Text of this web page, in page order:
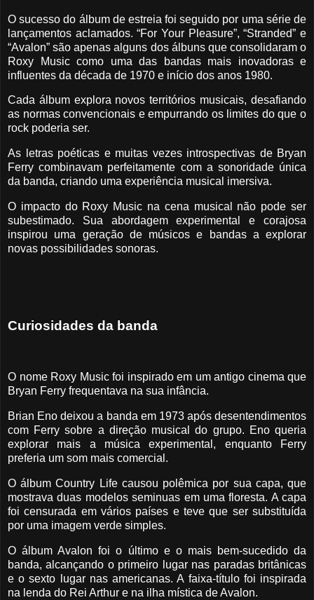
O sucesso do álbum de estreia foi seguido por uma série de
lançamentos aclamados. “For Your Pleasure”, “Stranded” e
“Avalon” são apenas alguns dos álbuns que consolidaram o
Roxy Music como uma das bandas mais inovadoras e
influentes da década de 1970 e início dos anos 1980.
Cada álbum explora novos territórios musicais, desafiando
as normas convencionais e empurrando os limites do que o
rock poderia ser.
As letras poéticas e muitas vezes introspectivas de Bryan
Ferry combinavam perfeitamente com a sonoridade única
da banda, criando uma experiência musical imersiva.
O impacto do Roxy Music na cena musical não pode ser
subestimado. Sua abordagem experimental e corajosa
inspirou uma geração de músicos e bandas a explorar
novas possibilidades sonoras.
Curiosidades da banda
O nome Roxy Music foi inspirado em um antigo cinema que
Bryan Ferry frequentava na sua infância.
Brian Eno deixou a banda em 1973 após desentendimentos
com Ferry sobre a direção musical do grupo. Eno queria
explorar mais a música experimental, enquanto Ferry
preferia um som mais comercial.
O álbum Country Life causou polêmica por sua capa, que
mostrava duas modelos seminuas em uma floresta. A capa
foi censurada em vários países e teve que ser substituída
por uma imagem verde simples.
O álbum Avalon foi o último e o mais bem-sucedido da
banda, alcançando o primeiro lugar nas paradas britânicas
e o sexto lugar nas americanas. A faixa-título foi inspirada
na lenda do Rei Arthur e na ilha mística de Avalon.